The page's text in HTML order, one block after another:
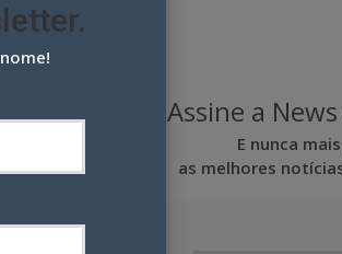
de
Assine a
E nunca
as melhores